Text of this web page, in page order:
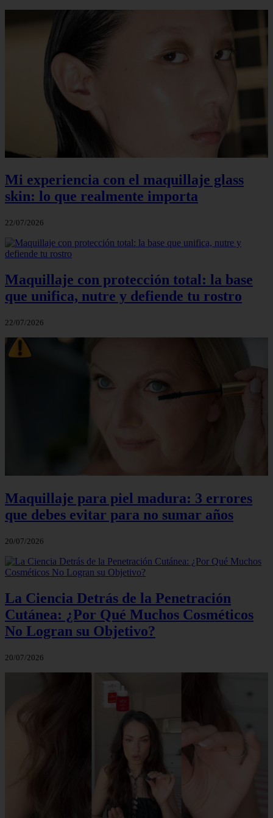
Mi experiencia con el maquillaje glass
skin: lo que realmente importa
22/07/2026
Maquillaje con protección total: la base
que unifica, nutre y defiende tu rostro
22/07/2026
Maquillaje para piel madura: 3 errores
que debes evitar para no sumar años
20/07/2026
La Ciencia Detrás de la Penetración
Cutánea: ¿Por Qué Muchos Cosméticos
No Logran su Objetivo?
20/07/2026